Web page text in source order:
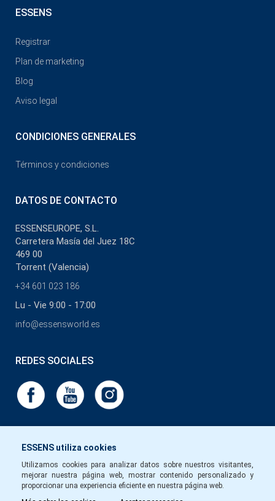
ESSENS utiliza cookies
Utilizamos cookies para analizar datos sobre nuestros visitantes,
mejorar nuestra página web, mostrar contenido personalizado y
proporcionar una experiencia eficiente en nuestra página web.
ESSENS
Registrar
Plan de marketing
Blog
Aviso legal
CONDICIONES GENERALES
Términos y condiciones
DATOS DE CONTACTO
ESSENSEUROPE, S.L.
Carretera Masía del Juez 18C
469 00
Torrent (Valencia)
+34 601 023 186
Lu - Vie 9:00 - 17:00
info@essensworld.es
REDES SOCIALES